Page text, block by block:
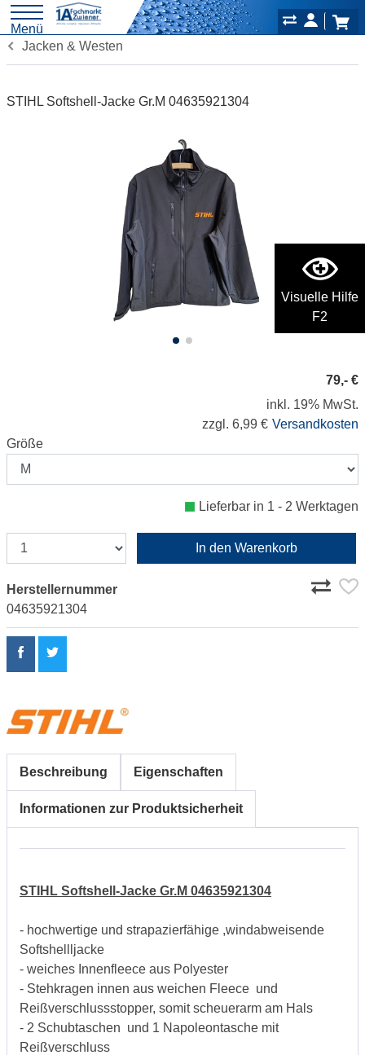
Visuelle Hilfe
F2
Menü
Jacken & Westen
STIHL Softshell-Jacke Gr.M 04635921304
79,- €
inkl. 19% MwSt.
zzgl. 6,99 € Versandkosten
Größe
Lieferbar in 1 - 2 Werktagen
In den Warenkorb
Herstellernummer
04635921304
Beschreibung Eigenschaften
Informationen zur Produktsicherheit
STIHL Softshell-Jacke Gr.M 04635921304
- hochwertige und strapazierfähige ,windabweisende
Softshellljacke
- weiches Innenfleece aus Polyester
- Stehkragen innen aus weichen Fleece und
Reißverschlussstopper, somit scheuerarm am Hals
- 2 Schubtaschen und 1 Napoleontasche mit
Reißverschluss